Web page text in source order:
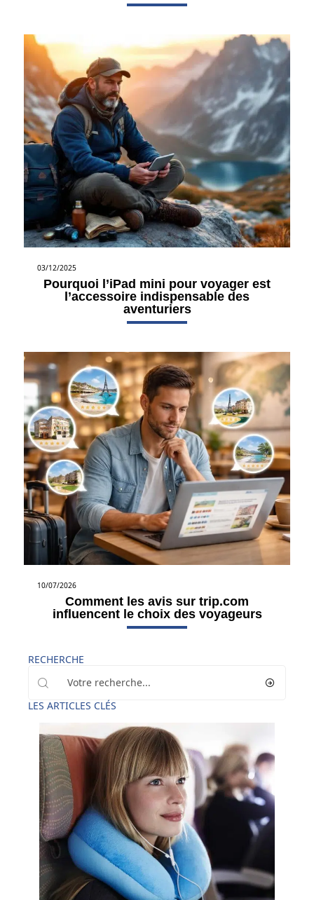
03/12/2025
Pourquoi l’iPad mini pour voyager est
l’accessoire indispensable des
aventuriers
10/07/2026
Comment les avis sur trip.com
influencent le choix des voyageurs
RECHERCHE
LES ARTICLES CLÉS